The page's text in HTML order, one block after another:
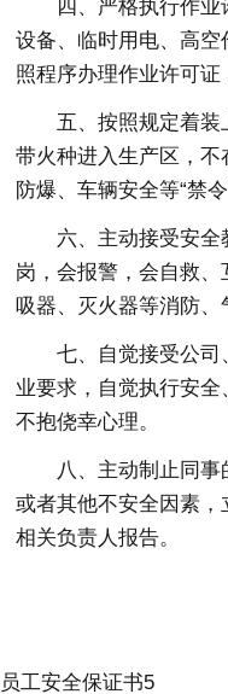
四、严格执行作
设备、临时用电、高
照程序办理作业许可证
五、按照规定着
带火种进入生产区，
防爆、车辆安全等“禁令
六、主动接受安
岗，会报警，会自救
吸器、灭火器等消防、
七、自觉接受公
业要求，自觉执行安全
不抱侥幸心理。
八、主动制止同
或者其他不安全因素
相关负责人报告。
员工安全保证书5